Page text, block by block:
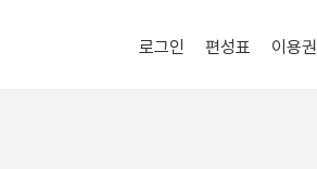
로그인 편성표 이용권